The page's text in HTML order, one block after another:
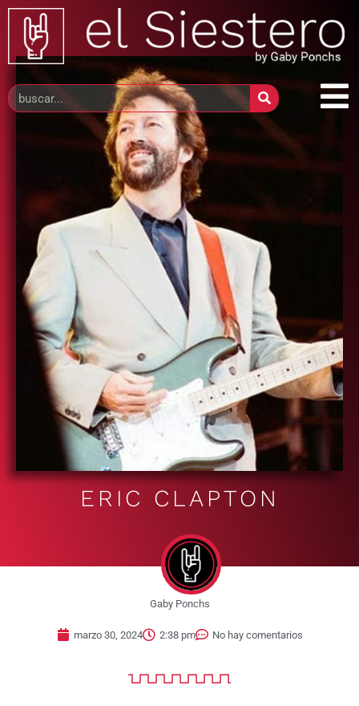
ERIC CLAPTON
Gaby Ponchs
marzo 30, 2024 2:38 pm No hay comentarios